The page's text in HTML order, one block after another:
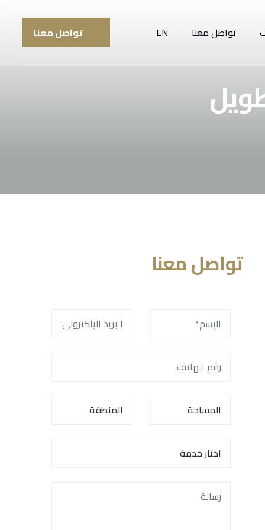
تواصل معنا EN تواصل معنا
تواصل معنا